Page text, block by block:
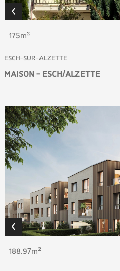
175m²
ESCH-SUR-ALZETTE
MAISON - ESCH/ALZETTE
188.97m²